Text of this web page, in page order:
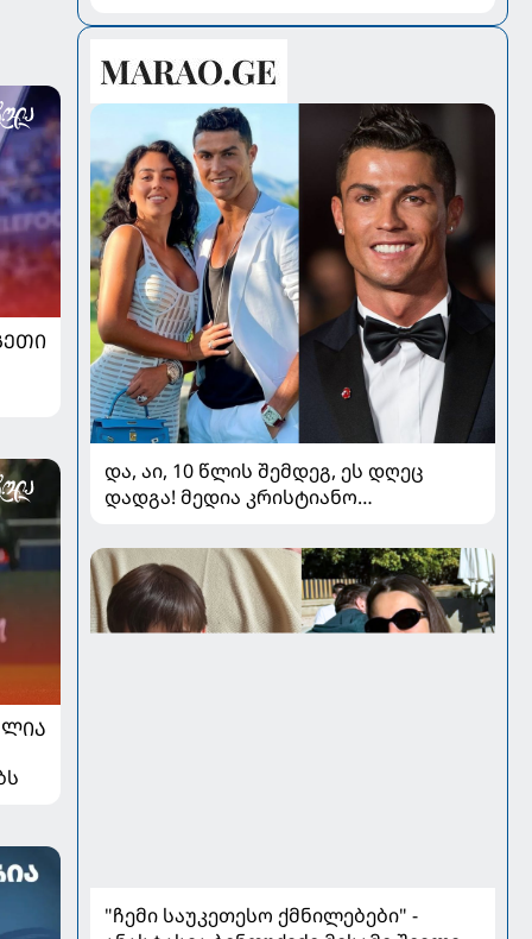
პედიატრ სალომე ახვლედიანის
რჩევები
და, აი, 10 წლის შემდეგ, ეს დღეც
დადგა! მედია კრისტიანო
როდრიგესის ქორწილზე წერს
"ჩემი საუკეთესო ქმნილებები" -